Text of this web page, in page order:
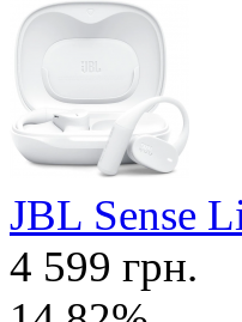
JBL Sense
4 599 грн.